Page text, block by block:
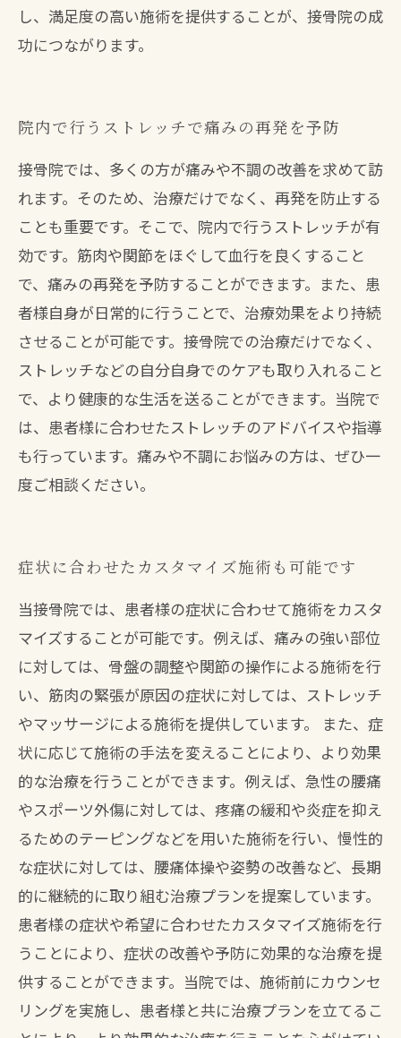
し、満足度の高い施術を提供することが、接骨院の成
功につながります。
院内で行うストレッチで痛みの再発を予防
接骨院では、多くの方が痛みや不調の改善を求めて訪
れます。そのため、治療だけでなく、再発を防止する
ことも重要です。そこで、院内で行うストレッチが有
効です。筋肉や関節をほぐして血行を良くすること
で、痛みの再発を予防することができます。また、患
者様自身が日常的に行うことで、治療効果をより持続
させることが可能です。接骨院での治療だけでなく、
ストレッチなどの自分自身でのケアも取り入れること
で、より健康的な生活を送ることができます。当院で
は、患者様に合わせたストレッチのアドバイスや指導
も行っています。痛みや不調にお悩みの方は、ぜひ一
度ご相談ください。
症状に合わせたカスタマイズ施術も可能です
当接骨院では、患者様の症状に合わせて施術をカスタ
マイズすることが可能です。例えば、痛みの強い部位
に対しては、骨盤の調整や関節の操作による施術を行
い、筋肉の緊張が原因の症状に対しては、ストレッチ
やマッサージによる施術を提供しています。 また、症
状に応じて施術の手法を変えることにより、より効果
的な治療を行うことができます。例えば、急性の腰痛
やスポーツ外傷に対しては、疼痛の緩和や炎症を抑え
るためのテーピングなどを用いた施術を行い、慢性的
な症状に対しては、腰痛体操や姿勢の改善など、長期
的に継続的に取り組む治療プランを提案しています。
患者様の症状や希望に合わせたカスタマイズ施術を行
うことにより、症状の改善や予防に効果的な治療を提
供することができます。当院では、施術前にカウンセ
リングを実施し、患者様と共に治療プランを立てるこ